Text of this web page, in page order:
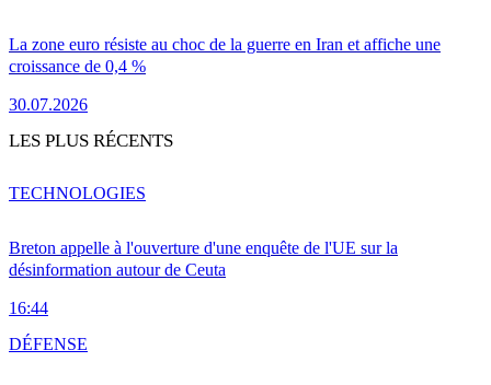
La zone euro résiste au choc de la guerre en Iran et affiche une
croissance de 0,4 %
30.07.2026
LES PLUS RÉCENTS
Breton appelle à l'ouverture d'une enquête de l'UE sur la
désinformation autour de Ceuta
16:44
TECHNOLOGIES
DÉFENSE